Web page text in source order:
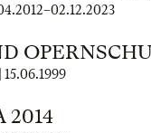
–02.12.2023
15.06.1999
2014